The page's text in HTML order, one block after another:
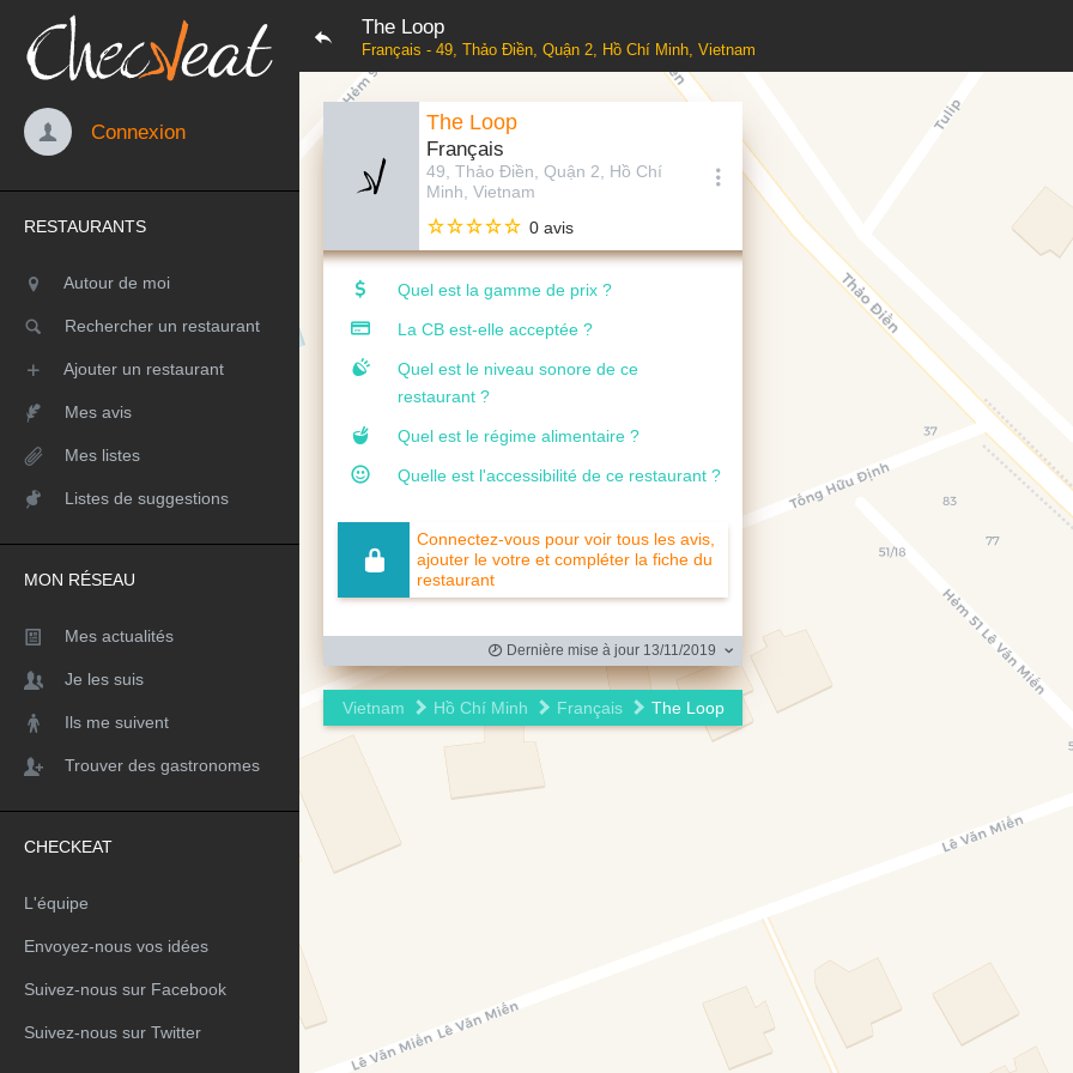
The Loop
Français - 49, Thảo Điền, Quận 2, Hồ Chí Minh, Vietnam
Connexion
RESTAURANTS
Autour de moi
Rechercher un restaurant
Ajouter un restaurant
Mes avis
Mes listes
Listes de suggestions
MON RÉSEAU
Mes actualités
Je les suis
Ils me suivent
Trouver des gastronomes
CHECKEAT
L'équipe
Envoyez-nous vos idées
Suivez-nous sur Facebook
Suivez-nous sur Twitter
The Loop
Français
49, Thảo Điền, Quận 2, Hồ Chí
Minh, Vietnam
0 avis
Quel est la gamme de prix ?
La CB est-elle acceptée ?
Quel est le niveau sonore de ce
restaurant ?
Quel est le régime alimentaire ?
Quelle est l'accessibilité de ce restaurant ?
Connectez-vous pour voir tous les avis,
ajouter le votre et compléter la fiche du
restaurant
Dernière mise à jour 13/11/2019
Vietnam Hồ Chí Minh Français The Loop